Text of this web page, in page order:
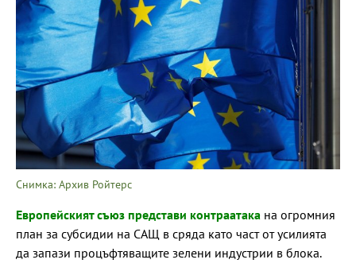
Снимка: Архив Ройтерс
Европейският съюз представи контраатака на огромния
план за субсидии на САЩ в сряда като част от усилията
да запази процъфтяващите зелени индустрии в блока.